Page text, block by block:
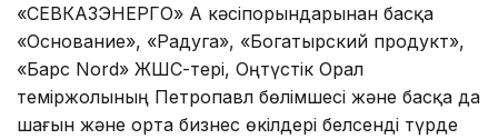
«СЕВКАЗЭНЕРГО» АҚ кәсіпорындарынан басқа
«Основание», «Радуга», «Богатырский продукт»,
«Барс Nord» ЖШС-тері, Оңтүстік Орал
теміржолының Петропавл бөлімшесі және басқа да
шағын және орта бизнес өкілдері белсенді түрде